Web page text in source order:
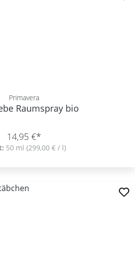
Primavera
Raumspray bio
14,95 €*
50 ml (299,00 € / l)